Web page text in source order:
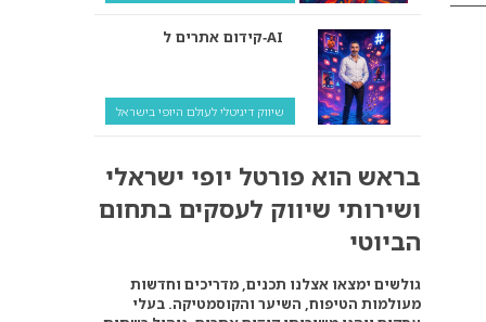
קידום אתרים ל‑AI
שיווק דיגיטלי לעולם היופי בישראל
ולמה העסק שלך צריך
להתאים את עצמו אליהם?
קידום ל‑AI לעומת קידום
רגיל: איפה הכסף נמצא
באמת?
בראש הוא פורטל יופי ישראלי
ושירותי שיווק לעסקים בתחום
הביוטי
גולשים ימצאו אצלנו תכנים, מדריכים וחדשות
מעולמות הטיפוח, השיער והקוסמטיקה. בעלי